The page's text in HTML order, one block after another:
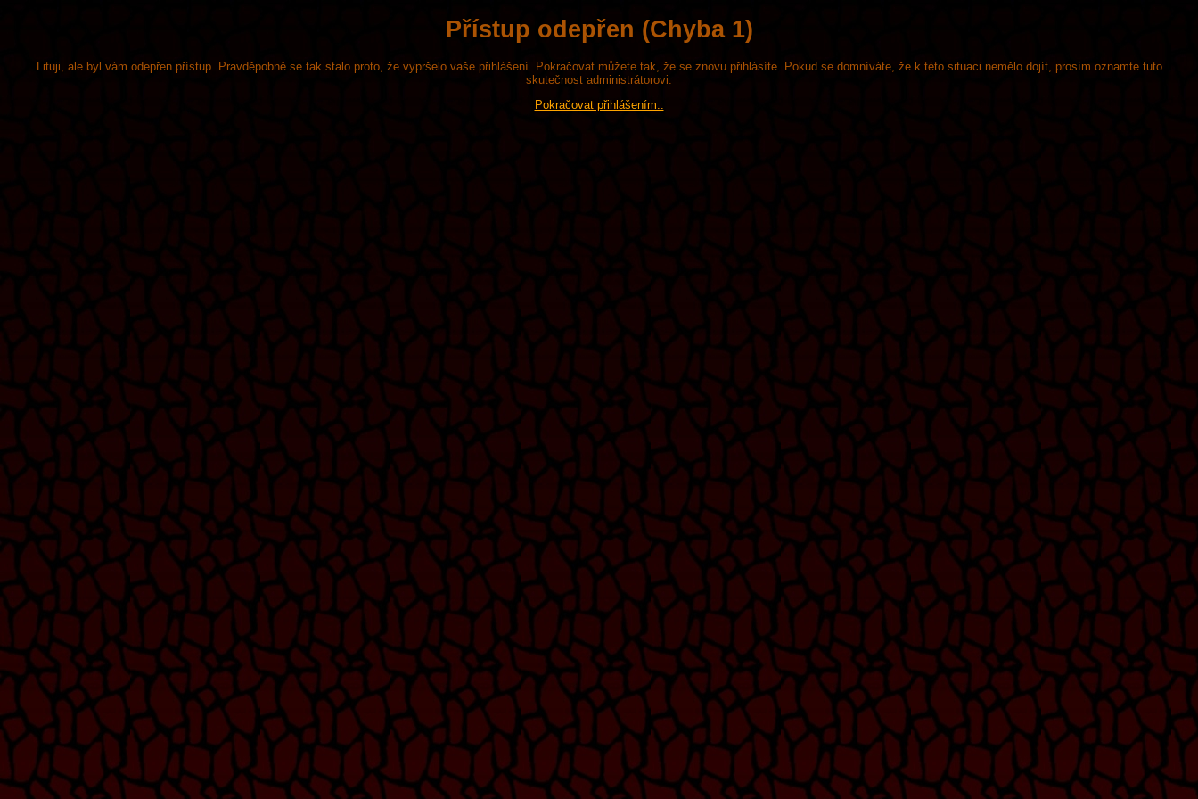
Přístup odepřen (Chyba 1)
Lituji, ale byl vám odepřen přístup. Pravděpobně se tak stalo proto, že vypršelo vaše přihlášení. Pokračovat můžete tak, že se znovu přihlásíte. Pokud se domníváte, že k této situaci nemělo dojít, prosím oznamte tuto
skutečnost administrátorovi.
Pokračovat přihlášením..